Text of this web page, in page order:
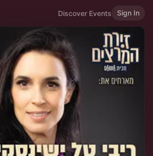
Discover Events Sign In